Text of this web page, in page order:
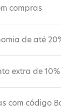
compras
de até
extra de 10%
com código